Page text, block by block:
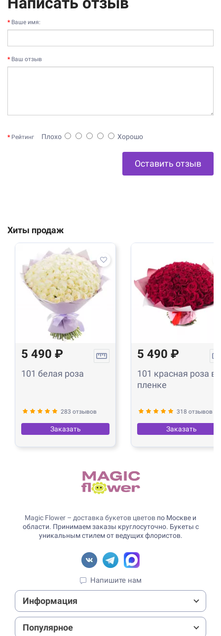
Ваше имя:
Ваш отзыв
Рейтинг Плохо Хорошо
Оставить отзыв
Хиты продаж
5 490 ₽
101 белая роза
283 отзывов
Заказать
5 490 ₽
101 красная роза в
пленке
318 отзывов
Заказать
Magic Flower – доставка букетов цветов по Москве и
области. Принимаем заказы круглосуточно. Букеты с
уникальным стилем от ведущих флористов.
Напишите нам
Информация
Популярное